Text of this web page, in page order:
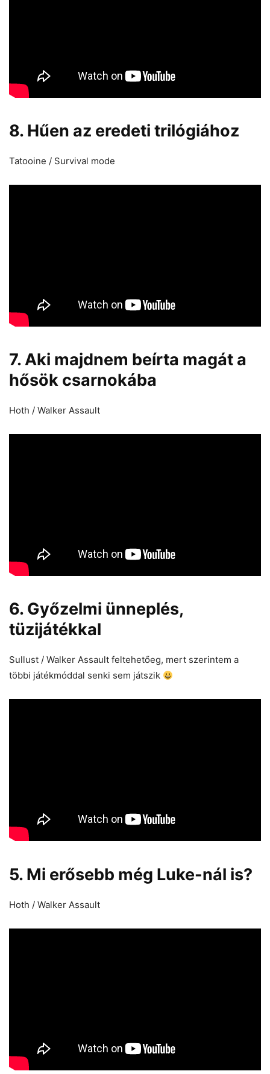
8. Hűen az eredeti trilógiához
Tatooine / Survival mode
7. Aki majdnem beírta magát a
hősök csarnokába
Hoth / Walker Assault
6. Győzelmi ünneplés,
tüzijátékkal
Sullust / Walker Assault feltehetőeg, mert szerintem a
többi játékmóddal senki sem játszik
5. Mi erősebb még Luke-nál is?
Hoth / Walker Assault